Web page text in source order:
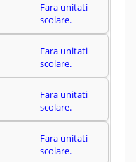
Fara unitati
scolare.
Fara unitati
scolare.
Fara unitati
scolare.
Fara unitati
scolare.